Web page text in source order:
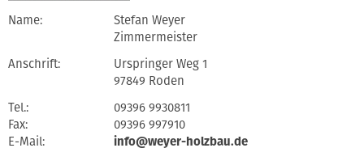
Name:
Stefan Weyer
Zimmermeister
Anschrift:
Urspringer Weg 1
97849 Roden
Tel.:
09396 9930811
Fax:
09396 997910
E-Mail:
info@weyer-holzbau.de